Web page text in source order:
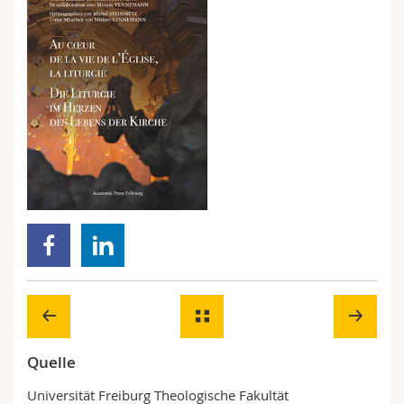
Quelle
Universität Freiburg Theologische Fakultät